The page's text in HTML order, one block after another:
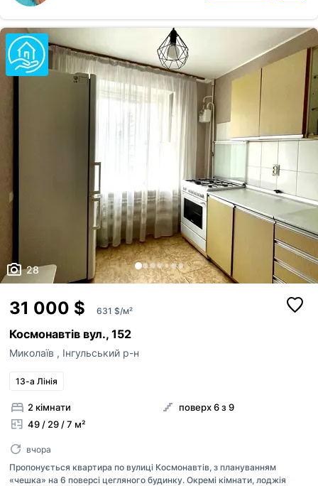
дитячий садок, школа, поліклініка, магазини, кафе, Супермаркет,
зупинка транспорту, парк . Запрошую Вас на перегляд квартири,
телефонуйте!
28
31 000 $ 631 $/м²
Космонавтів вул., 152
Миколаїв , Інгульський р-н
13-а Лінія
2 кімнати
49 / 29 / 7 м²
поверх 6 з 9
вчора
Пропонується квартира по вулиці Космонавтів, з плануванням
«чешка» на 6 поверсі цегляного будинку. Окремі кімнати, лоджія